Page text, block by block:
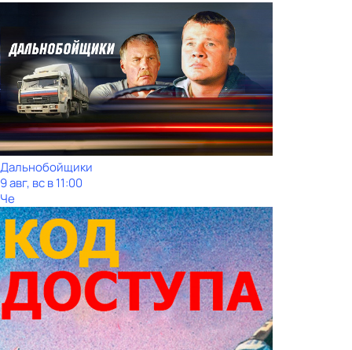
Дальнобойщики
9 авг, вс в 11:00
Че